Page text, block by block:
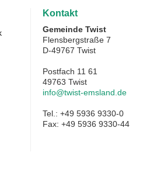
Kontakt
Gemeinde Twist
Flensbergstraße 7
D-49767 Twist
Postfach 11 61
49763 Twist
info@twist-emsland.de
Tel.: +49 5936 9330-0
Fax: +49 5936 9330-44